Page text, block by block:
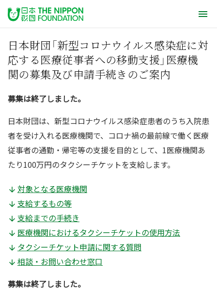
日本財団「新型コロナウイルス感染症に対
応する医療従事者への移動支援」医療機
関の募集及び申請手続きのご案内
募集は終了しました。
日本財団は、新型コロナウイルス感染症患者のうち入院患
者を受け入れる医療機関で、コロナ禍の最前線で働く医療
従事者の通勤・帰宅等の支援を目的として、1医療機関あ
たり100万円のタクシーチケットを支給します。
対象となる医療機関
支給するもの等
支給までの手続き
医療機関におけるタクシーチケットの使用方法
タクシーチケット申請に関する質問
相談・お問い合わせ窓口
募集は終了しました。